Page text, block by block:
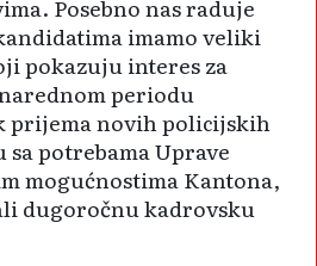
Posebno nas raduje
imamo veliki
pokazuju interes za
periodu
prijema novih policijskih
potrebama Uprave
mo­gu­ćnostima Kantona,
dugoročnu kadro­vsku